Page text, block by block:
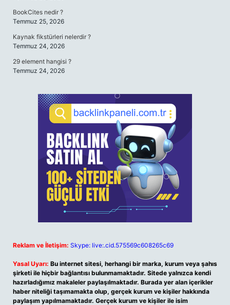
BookCites nedir ?
Temmuz 25, 2026
Kaynak fikstürleri nelerdir ?
Temmuz 24, 2026
29 element hangisi ?
Temmuz 24, 2026
Reklam ve İletişim: Skype: live:.cid.575569c608265c69
Yasal Uyarı: Bu internet sitesi, herhangi bir marka, kurum veya şahıs
şirketi ile hiçbir bağlantısı bulunmamaktadır. Sitede yalnızca kendi
hazırladığımız makaleler paylaşılmaktadır. Burada yer alan içerikler
haber niteliği taşımamakta olup, gerçek kurum ve kişiler hakkında
paylaşım yapılmamaktadır. Gerçek kurum ve kişiler ile isim